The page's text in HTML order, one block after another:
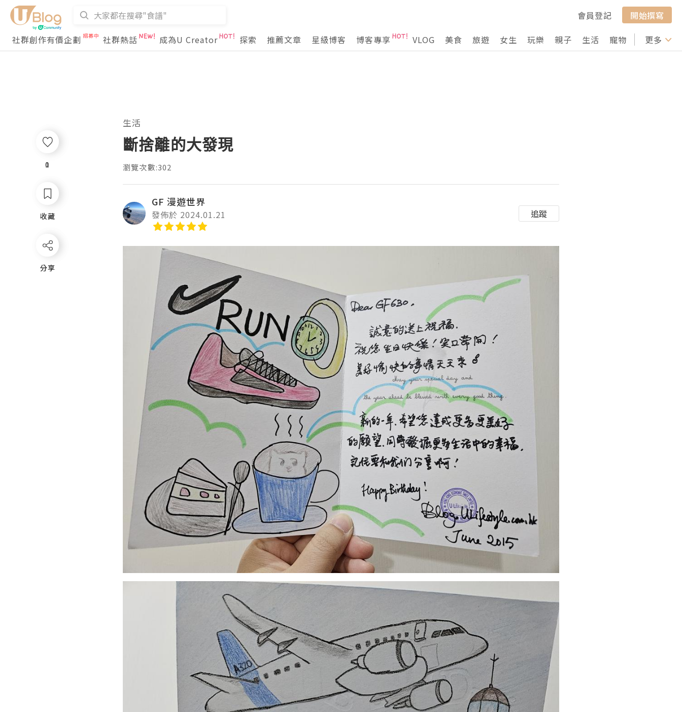
會員登記
開始撰寫
社群創作有價企劃
社群熱話 成為U Creator 探索 推薦文章 星級博客 博客專享 VLOG 美食 旅遊 女生 玩樂 親子 生活 寵物 行山 打卡
更多
0
收藏
分享
生活
斷捨離的大發現
瀏覽次數:302
GF 漫遊世界
發佈於 2024.01.21 追蹤
1
收藏
分享